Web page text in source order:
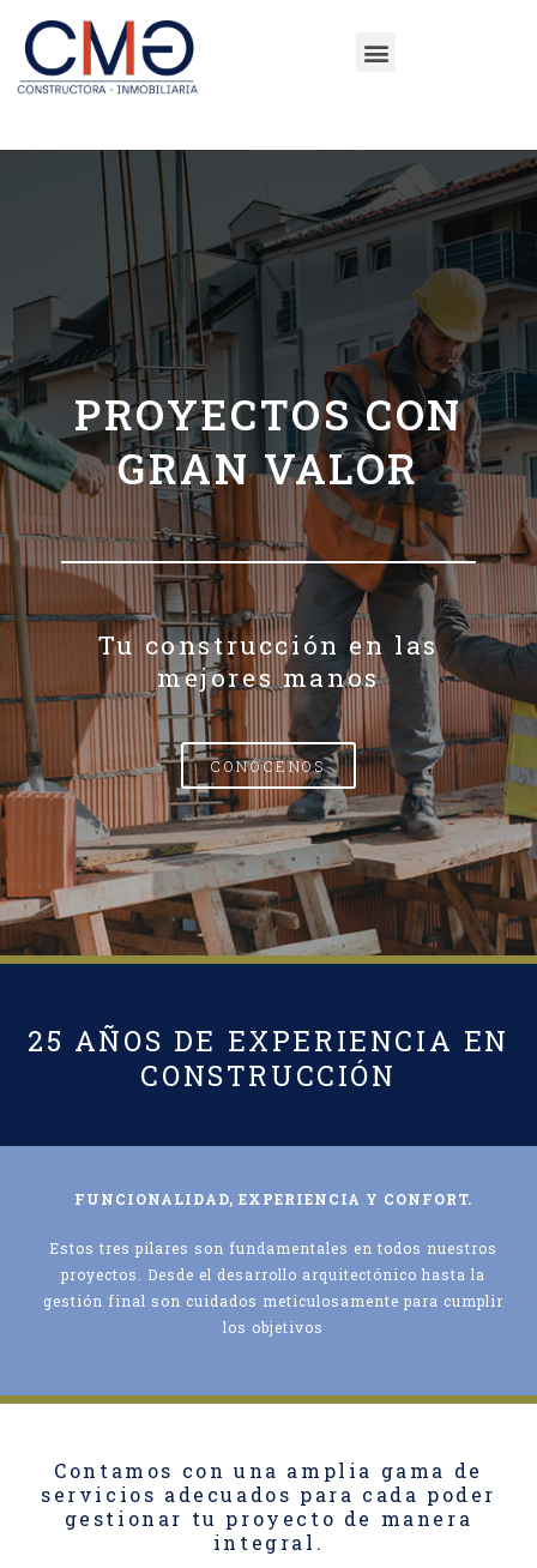
PROYECTOS CON
GRAN VALOR
Tu construcción en las
mejores manos
CONÓCENOS
25 AÑOS DE EXPERIENCIA EN
CONSTRUCCIÓN
FUNCIONALIDAD, EXPERIENCIA Y CONFORT.
Estos tres pilares son fundamentales en todos nuestros
proyectos. Desde el desarrollo arquitectónico hasta la
gestión final son cuidados meticulosamente para cumplir
los objetivos
Contamos con una amplia gama de
servicios adecuados para cada poder
gestionar tu proyecto de manera
integral.